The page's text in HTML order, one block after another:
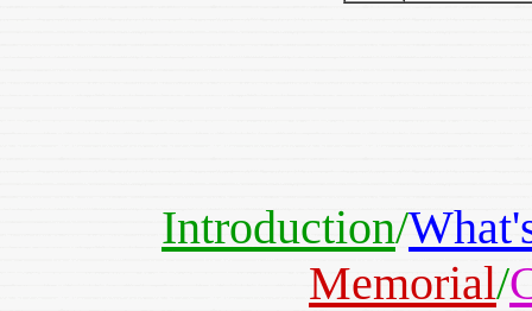
Introduction/
Memorial/